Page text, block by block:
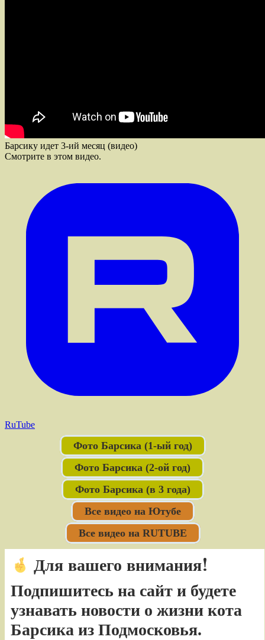
Барсику идет 3-ий месяц (видео)
Смотрите в этом видео.
RuTube
Фото Барсика (1-ый год)
Фото Барсика (2-ой год)
Фото Барсика (в 3 года)
Все видео на Ютубе
Все видео на RUTUBE
Для вашего внимания!
Подпишитесь на сайт и будете
узнавать новости о жизни кота
Барсика из Подмосковья.